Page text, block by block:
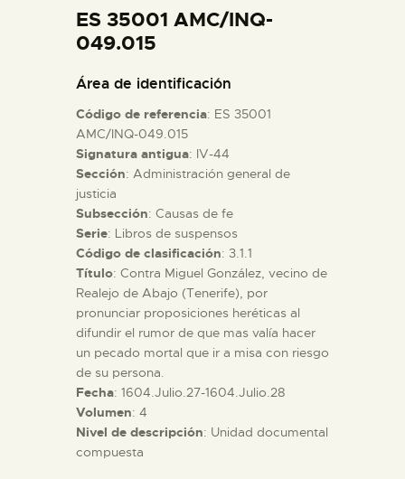
COLECCIONES
ESPAÑOL
PREPARAR LA VISITA
ACTIVIDADES
█
EL MUSEO
COLECCIONES
DIDÁCTICA
ES 35001 AMC/INQ-
049.015
Área de identificación
Código de referencia: ES 35001
AMC/INQ-049.015
Signatura antigua: IV-44
Sección: Administración general de
justicia
Subsección: Causas de fe
Serie: Libros de suspensos
Código de clasificación: 3.1.1
Título: Contra Miguel González, vecino de
Realejo de Abajo (Tenerife), por
pronunciar proposiciones heréticas al
difundir el rumor de que mas valía hacer
un pecado mortal que ir a misa con riesgo
de su persona.
Fecha: 1604.Julio.27-1604.Julio.28
Volumen: 4
Nivel de descripción: Unidad documental
compuesta